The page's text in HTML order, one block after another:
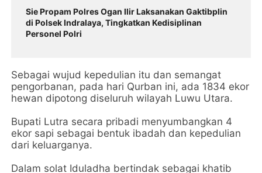
Sie Propam Polres Ogan Ilir Laksanakan Gaktibplin
di Polsek Indralaya, Tingkatkan Kedisiplinan
Personel Polri
Sebagai wujud kepedulian itu dan semangat
pengorbanan, pada hari Qurban ini, ada 1834 ekor
hewan dipotong diseluruh wilayah Luwu Utara.
Bupati Lutra secara pribadi menyumbangkan 4
ekor sapi sebagai bentuk ibadah dan kepedulian
dari keluarganya.
Dalam solat Iduladha bertindak sebagai khatib